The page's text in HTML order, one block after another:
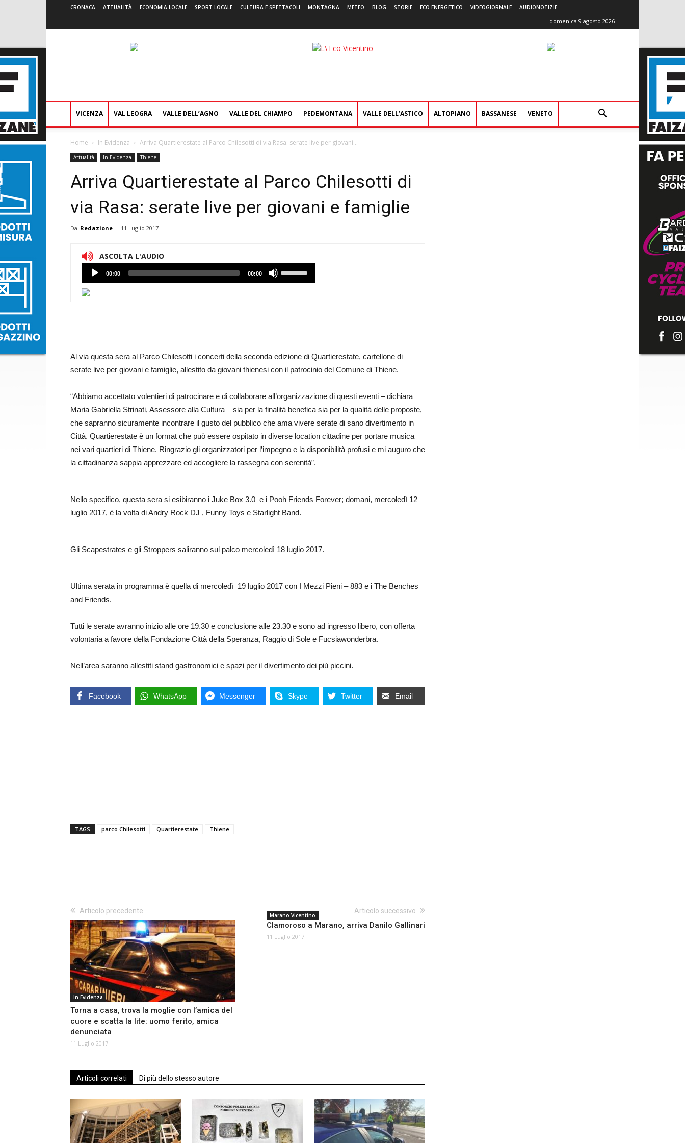
CRONACA ATTUALITÀ ECONOMIA LOCALE SPORT LOCALE CULTURA E SPETTACOLI MONTAGNA METEO BLOG STORIE ECO ENERGETICO VIDEOGIORNALE AUDIONOTIZIE
domenica 9 agosto 2026
L'Eco
VICENZA VAL LEOGRA VALLE DELL’AGNO VALLE DEL CHIAMPO PEDEMONTANA VALLE DELL’ASTICO ALTOPIANO BASSANESE VENETO
Home In Evidenza Arriva Quartierestate al Parco Chilesotti di via Rasa: serate live per giovani...
Attualità In Evidenza Thiene
Arriva Quartierestate al Parco Chilesotti di
via Rasa: serate live per giovani e famiglie
Da Redazione - 11 Luglio 2017
ASCOLTA L'AUDIO
Lettore
Audio
00:00 00:00
Utilizzare
i
o
diminuire
volume.
Al via questa sera al Parco Chilesotti i concerti della seconda edizione di Quartierestate, cartellone di
serate live per giovani e famiglie, allestito da giovani thienesi con il patrocinio del Comune di Thiene.
“Abbiamo accettato volentieri di patrocinare e di collaborare all’organizzazione di questi eventi – dichiara
Maria Gabriella Strinati, Assessore alla Cultura – sia per la finalità benefica sia per la qualità delle proposte,
che sapranno sicuramente incontrare il gusto del pubblico che ama vivere serate di sano divertimento in
Città. Quartierestate è un format che può essere ospitato in diverse location cittadine per portare musica
nei vari quartieri di Thiene. Ringrazio gli organizzatori per l’impegno e la disponibilità profusi e mi auguro che
la cittadinanza sappia apprezzare ed accogliere la rassegna con serenità”.
Nello specifico, questa sera si esibiranno i Juke Box 3.0 e i Pooh Friends Forever; domani, mercoledì 12
luglio 2017, è la volta di Andry Rock DJ , Funny Toys e Starlight Band.
Gli Scapestrates e gli Stroppers saliranno sul palco mercoledì 18 luglio 2017.
Ultima serata in programma è quella di mercoledì 19 luglio 2017 con I Mezzi Pieni – 883 e i The Benches
and Friends.
Tutti le serate avranno inizio alle ore 19.30 e conclusione alle 23.30 e sono ad ingresso libero, con offerta
volontaria a favore della Fondazione Città della Speranza, Raggio di Sole e Fucsiawonderbra.
Nell’area saranno allestiti stand gastronomici e spazi per il divertimento dei più piccini.
Facebook WhatsApp Messenger Skype Twitter Email
TAGS parco Chilesotti Quartierestate Thiene
Articolo precedente
In Evidenza
Torna a casa, trova la moglie con l’amica del
cuore e scatta la lite: uomo ferito, amica
denunciata
11 Luglio 2017
Articolo successivo
Marano Vicentino
Clamoroso a Marano, arriva Danilo Gallinari
11 Luglio 2017
Articoli correlati Di più dello stesso autore